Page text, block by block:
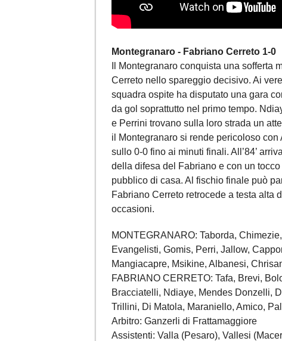
Montegranaro - Fabriano Cerreto 1-0
Il Montegranaro conquista una
Cerreto nello spareggio decisivo. Ai
squadra ospite ha disputato una gara
da gol soprattutto nel primo tempo.
e Perrini trovano sulla loro strada un
il Montegranaro si rende pericoloso
sullo 0-0 fino ai minuti finali. All’84’
della difesa del Fabriano e con un
pubblico di casa. Al fischio finale può
Fabriano Cerreto retrocede a testa alta
occasioni.
MONTEGRANARO: Taborda,
Evangelisti, Gomis, Perri, Jallow,
Mangiacapre, Msikine, Albanesi,
FABRIANO CERRETO: Tafa, Brevi,
Bracciatelli, Ndiaye, Mendes Donzelli,
Trillini, Di Matola, Maraniello, Amico,
Arbitro: Ganzerli di Frattamaggiore
Assistenti: Valla (Pesaro), Vallesi